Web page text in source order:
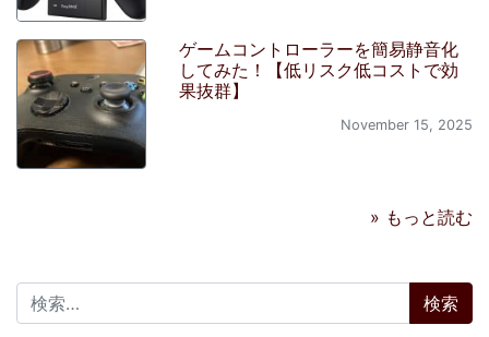
ゲームコントローラーを簡易静音化
してみた！【低リスク低コストで効
果抜群】
November 15, 2025
» もっと読む
検索: